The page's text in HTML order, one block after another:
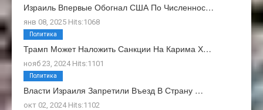
Израиль Впервые Обогнал США По Численнос…
янв 08, 2025 Hits:1068
Трамп Может Наложить Санкции На Карима Х…
нояб 23, 2024 Hits:1101
Политика
Власти Израиля Запретили Въезд В Страну …
окт 02, 2024 Hits:1102
Политика